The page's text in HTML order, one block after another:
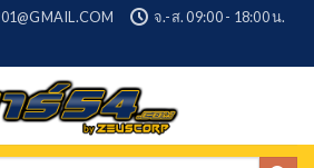
จ.-ส. 09:00 - 18:00 น.